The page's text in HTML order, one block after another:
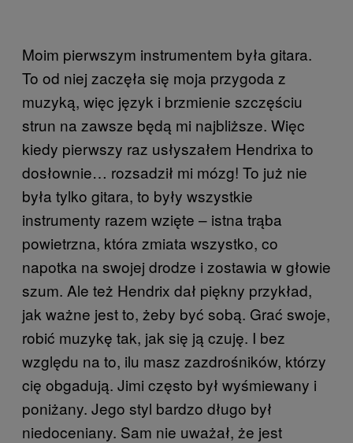
Moim pierwszym instrumentem była gitara.
To od niej zaczęła się moja przygoda z
muzyką, więc język i brzmienie szczęściu
strun na zawsze będą mi najbliższe. Więc
kiedy pierwszy raz usłyszałem Hendrixa to
dosłownie… rozsadził mi mózg! To już nie
była tylko gitara, to były wszystkie
instrumenty razem wzięte – istna trąba
powietrzna, która zmiata wszystko, co
napotka na swojej drodze i zostawia w głowie
szum. Ale też Hendrix dał piękny przykład,
jak ważne jest to, żeby być sobą. Grać swoje,
robić muzykę tak, jak się ją czuję. I bez
względu na to, ilu masz zazdrośników, którzy
cię obgadują. Jimi często był wyśmiewany i
poniżany. Jego styl bardzo długo był
niedoceniany. Sam nie uważał, że jest